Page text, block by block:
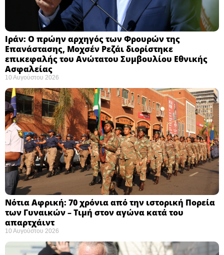
Ιράν: Ο πρώην αρχηγός των Φρουρών της
Επανάστασης, Μοχσέν Ρεζάι διορίστηκε
επικεφαλής του Ανώτατου Συμβουλίου Εθνικής
Ασφαλείας ​
10 Αυγούστου 2026
Νότια Αφρική: 70 χρόνια από την ιστορική Πορεία
των Γυναικών – Τιμή στον αγώνα κατά του
απαρτχάιντ ​
10 Αυγούστου 2026